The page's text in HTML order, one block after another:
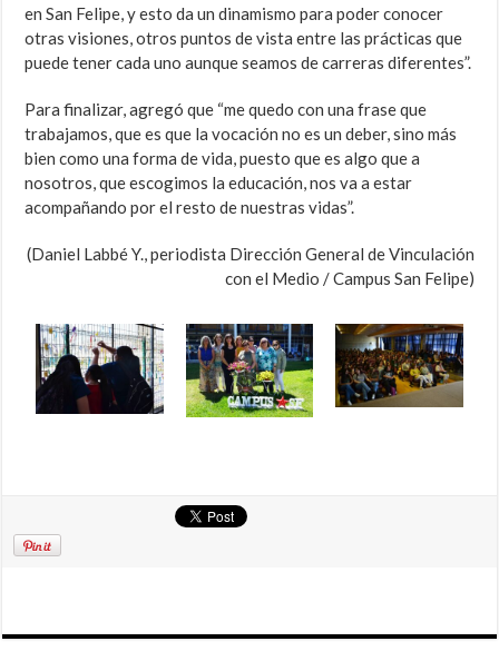
en San Felipe, y esto da un dinamismo para poder conocer
otras visiones, otros puntos de vista entre las prácticas que
puede tener cada uno aunque seamos de carreras diferentes”.
Para finalizar, agregó que “me quedo con una frase que
trabajamos, que es que la vocación no es un deber, sino más
bien como una forma de vida, puesto que es algo que a
nosotros, que escogimos la educación, nos va a estar
acompañando por el resto de nuestras vidas”.
(Daniel Labbé Y., periodista Dirección General de Vinculación
con el Medio / Campus San Felipe)